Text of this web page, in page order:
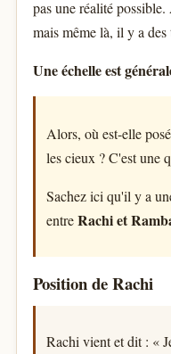
pas une réalité
mais même là, il y a des
Une échelle est
Alors, où est-elle
les cieux ? C'est une
Sachez ici qu'il y a
entreRachi et
Position de Rachi
Rachi vient et dit : «